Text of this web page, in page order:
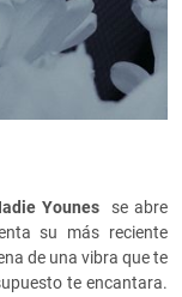
Younes se abre
su más reciente
de una vibra que te
te encantara.